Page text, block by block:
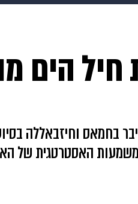
פרויקטים מיוחדיםהים
בחמאס וחיזבאללה
האסטרטגית של